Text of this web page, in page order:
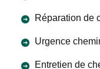
Réparation de
Urgence
Entretien de